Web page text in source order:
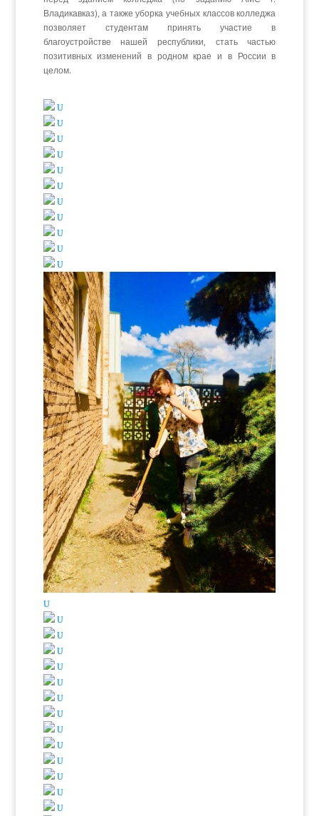
Владикавказ), а также уборка учебных классов колледжа
позволяет студентам принять участие в
благоустройстве нашей республики, стать частью
позитивных изменений в родном крае и в России в
целом.